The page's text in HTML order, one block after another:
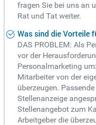
fragen Sie bei uns an
Rat und Tat weiter.
Was sind die Vorteile
DAS PROBLEM: Als
vor der
Personalmarketing
Mitarbeiter von der
überzeugen.
Stellenanzeige
Stellenangebot zum
Arbeitgeber die